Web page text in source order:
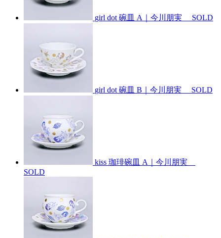
girl dot 碗皿 A｜今川朋実 SOLD
girl dot 碗皿 B｜今川朋実 SOLD
kiss 珈琲碗皿 A｜今川朋実
SOLD